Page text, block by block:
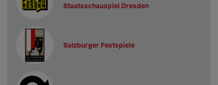
Staatsschauspiel Dresden
Salzburger Festspiele